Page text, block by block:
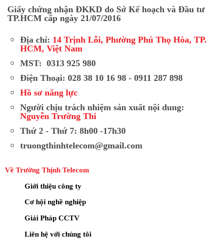
Giấy chứng nhận ĐKKD do Sở Kế hoạch và Đầu tư
TP.HCM cấp ngày 21/07/2016
Địa chỉ: 14 Trịnh Lỗi, Phường Phú Thọ Hòa, TP.
HCM, Việt Nam
MST: 0313 925 980
Điện Thoại: 028 38 10 16 98 - 0911 287 898
Hồ sơ năng lực
Người chịu trách nhiệm sản xuất nội dung:
Nguyễn Trường Thi
Thứ 2 - Thứ 7: 8h00 -17h30
truongthinhtelecom@gmail.com
Về Trường Thịnh Telecom
Giới thiệu công ty
Cơ hội nghề nghiệp
Giải Pháp CCTV
Liên hệ với chúng tôi